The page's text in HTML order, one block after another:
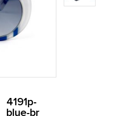
4191p-
blue-br